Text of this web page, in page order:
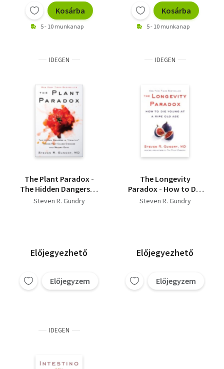
Kosárba
5 - 10 munkanap
Kosárba
5 - 10 munkanap
IDEGEN
The Plant Paradox -
The Hidden Dangers in
"Healthy" Foods That
Steven R. Gundry
Előjegyezhető
Előjegyzem
IDEGEN
The Longevity
Paradox - How to Die
Young at a Ripe Old
Steven R. Gundry
Előjegyezhető
Előjegyzem
IDEGEN